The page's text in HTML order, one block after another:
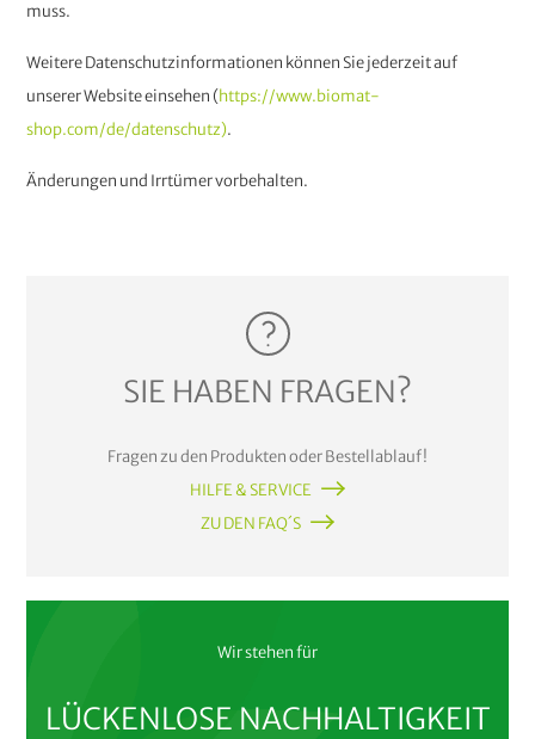
muss.
Weitere Datenschutzinformationen können Sie jederzeit auf
unserer Website einsehen (https://www.biomat-
shop.com/de/datenschutz).
Änderungen und Irrtümer vorbehalten.
SIE HABEN FRAGEN?
Fragen zu den Produkten oder Bestellablauf!
HILFE & SERVICE
ZU DEN FAQ´S
Wir stehen für
LÜCKENLOSE NACHHALTIGKEIT